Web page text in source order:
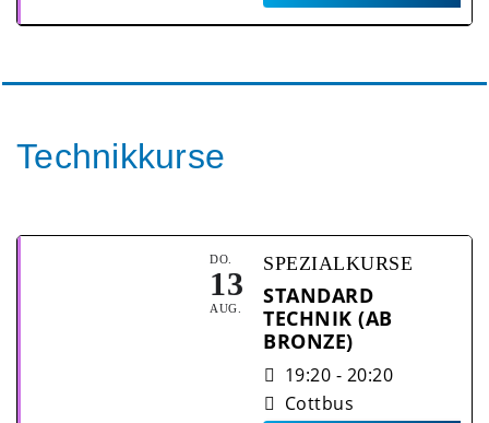
Technikkurse
DO.
13
AUG.
SPEZIALKURSE
STANDARD
TECHNIK (AB
BRONZE)
19:20 - 20:20
Cottbus